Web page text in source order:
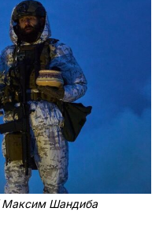
Максим Шандиба